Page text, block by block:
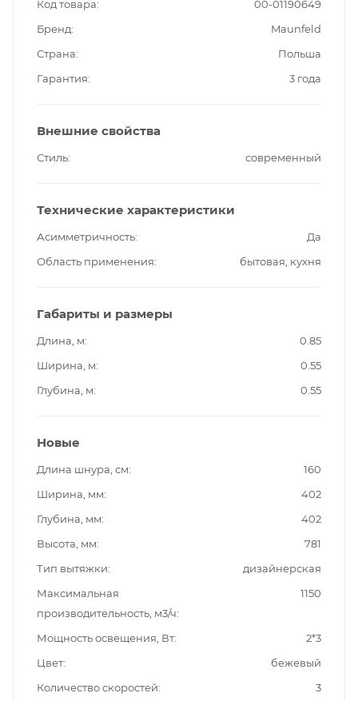
Код товара
00-01190649
Бренд
Maunfeld
Страна
Польша
Гарантия
3 года
Внешние свойства
Стиль современный
Технические характеристики
Асимметричность
Да
Область применения
бытовая, кухня
Габариты и размеры
Длина, м
0.85
Ширина, м
0.55
Глубина, м
0.55
Новые
Длина шнура, см
160
Ширина, мм
402
Глубина, мм
402
Высота, мм
781
Тип вытяжки
дизайнерская
Максимальная
производительность, м3/ч
1150
Мощность освещения, Вт
2*3
Цвет
бежевый
Количество скоростей
3